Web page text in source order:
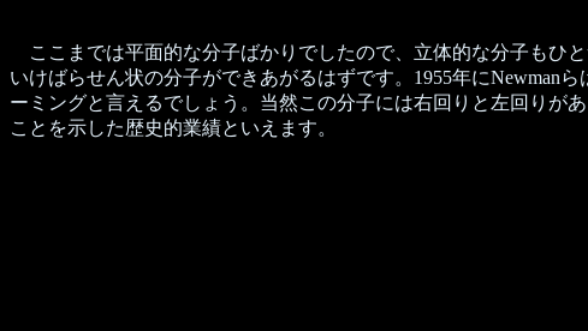
ここまでは平面的な分子ばかりでしたので、立体的な分子もひ
いけばらせん状の分子ができあがるはずです。1955年にNewman
ーミングと言えるでしょう。当然この分子には右回りと左回りが
ことを示した歴史的業績といえます。